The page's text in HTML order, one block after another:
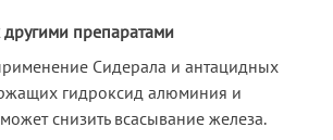
другими препаратами
Сидерала и антацидных
гидроксид алюминия и
снизить всасывание железа.